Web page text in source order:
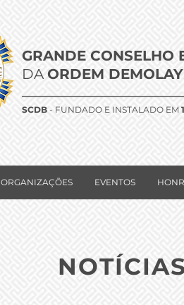
GRANDE CONSELHO
DA ORDEM DEMOLAY
SCDB - FUNDADO E INSTALADO EM
ORGANIZAÇÕES EVENTOS